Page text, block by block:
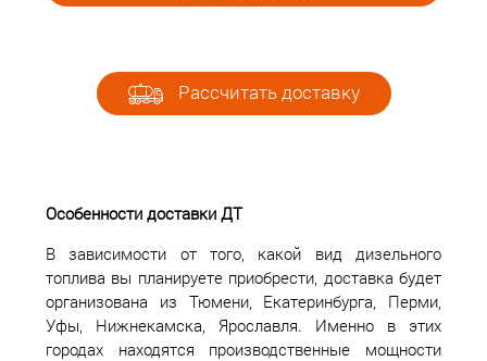
Рассчитать доставку
Особенности доставки ДТ
В зависимости от того, какой вид дизельного
топлива вы планируете приобрести, доставка будет
организована из Тюмени, Екатеринбурга, Перми,
Уфы, Нижнекамска, Ярославля. Именно в этих
городах находятся производственные мощности